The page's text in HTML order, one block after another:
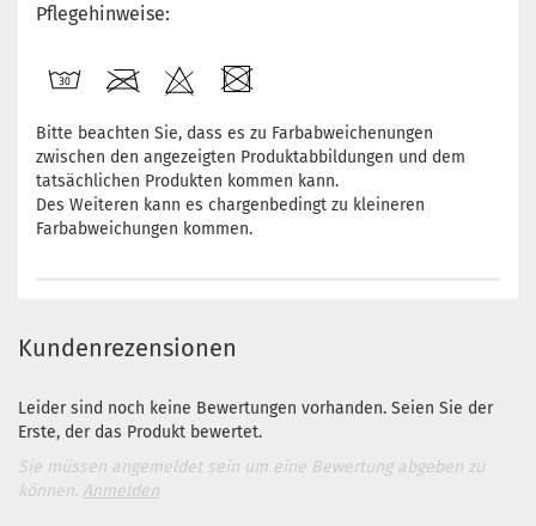
Pflegehinweise:
Bitte beachten Sie, dass es zu Farbabweichenungen
zwischen den angezeigten Produktabbildungen und dem
tatsächlichen Produkten kommen kann.
Des Weiteren kann es chargenbedingt zu kleineren
Farbabweichungen kommen.
Kundenrezensionen
Leider sind noch keine Bewertungen vorhanden. Seien Sie der
Erste, der das Produkt bewertet.
Sie müssen angemeldet sein um eine Bewertung abgeben zu
können. Anmelden